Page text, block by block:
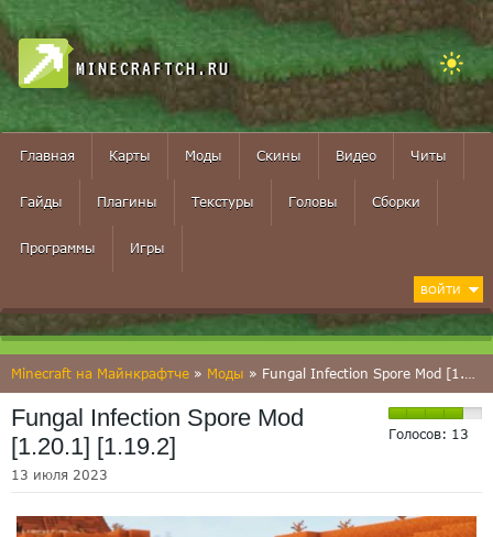
MINECRAFTCH.RU
Главная Карты Моды Скины Видео Читы
Гайды Плагины Текстуры Головы Сборки
Программы Игры
ВОЙТИ
Minecraft на Майнкрафтче » Моды » Fungal Infection Spore Mod [1.20.1] [1.19.2]
Голосов: 13
Fungal Infection Spore Mod
[1.20.1] [1.19.2]
13 июля 2023